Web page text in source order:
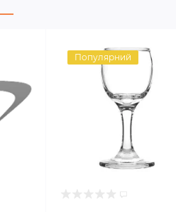
Популярний